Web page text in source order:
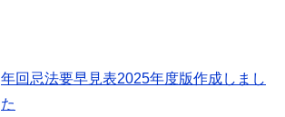
年回忌法要早見表2025年度版作成しまし
た